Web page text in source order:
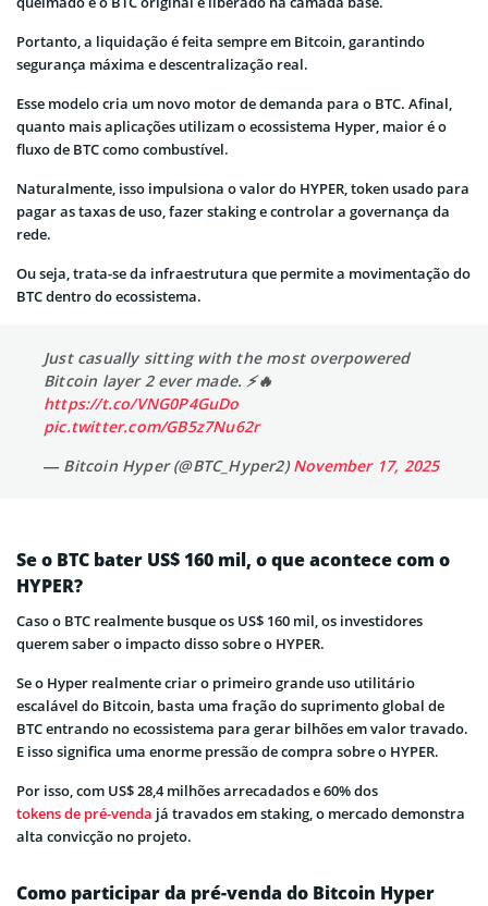
Portanto, a liquidação é feita sempre em Bitcoin, garantindo
segurança máxima e descentralização real.
Esse modelo cria um novo motor de demanda para o BTC. Afinal,
quanto mais aplicações utilizam o ecossistema Hyper, maior é o
fluxo de BTC como combustível.
Naturalmente, isso impulsiona o valor do HYPER, token usado para
pagar as taxas de uso, fazer staking e controlar a governança da
rede.
Ou seja, trata-se da infraestrutura que permite a movimentação do
BTC dentro do ecossistema.
Just casually sitting with the most overpowered
Bitcoin layer 2 ever made. ⚡️🔥
https://t.co/VNG0P4GuDo
pic.twitter.com/GB5z7Nu62r
— Bitcoin Hyper (@BTC_Hyper2)November 17, 2025
Se o BTC bater US$ 160 mil, o que acontece com o
HYPER?
Caso o BTC realmente busque os US$ 160 mil, os investidores
querem saber o impacto disso sobre o HYPER.
Se o Hyper realmente criar o primeiro grande uso utilitário
escalável do Bitcoin, basta uma fração do suprimento global de
BTC entrando no ecossistema para gerar bilhões em valor travado.
E isso significa uma enorme pressão de compra sobre o HYPER.
Por isso, com US$ 28,4 milhões arrecadados e 60% dos
tokens de pré-venda já travados em staking, o mercado demonstra
alta convicção no projeto.
Como participar da pré-venda do Bitcoin Hyper